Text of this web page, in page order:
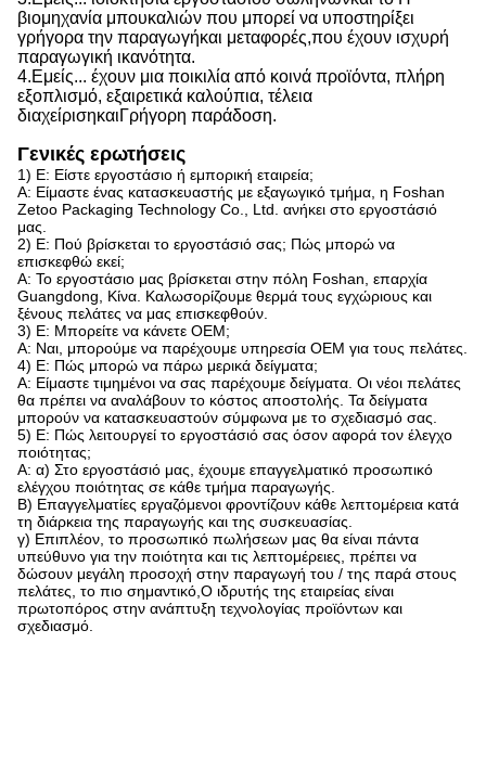
βιομηχανία μπουκαλιών που μπορεί να υποστηρίξει
γρήγορα την παραγωγήκαι μεταφορές,που έχουν ισχυρή
παραγωγική ικανότητα.
4.Εμείς... έχουν μια ποικιλία από κοινά προϊόντα, πλήρη
εξοπλισμό, εξαιρετικά καλούπια, τέλεια
διαχείρισηκαιΓρήγορη παράδοση.
Γενικές ερωτήσεις
1) Ε: Είστε εργοστάσιο ή εμπορική εταιρεία;
Α: Είμαστε ένας κατασκευαστής με εξαγωγικό τμήμα, η Foshan
Zetoo Packaging Technology Co., Ltd. ανήκει στο εργοστάσιό
μας.
2) Ε: Πού βρίσκεται το εργοστάσιό σας; Πώς μπορώ να
επισκεφθώ εκεί;
Α: Το εργοστάσιο μας βρίσκεται στην πόλη Foshan, επαρχία
Guangdong, Κίνα. Καλωσορίζουμε θερμά τους εγχώριους και
ξένους πελάτες να μας επισκεφθούν.
3) Ε: Μπορείτε να κάνετε OEM;
Α: Ναι, μπορούμε να παρέχουμε υπηρεσία OEM για τους πελάτες.
4) Ε: Πώς μπορώ να πάρω μερικά δείγματα;
Α: Είμαστε τιμημένοι να σας παρέχουμε δείγματα. Οι νέοι πελάτες
θα πρέπει να αναλάβουν το κόστος αποστολής. Τα δείγματα
μπορούν να κατασκευαστούν σύμφωνα με το σχεδιασμό σας.
5) Ε: Πώς λειτουργεί το εργοστάσιό σας όσον αφορά τον έλεγχο
ποιότητας;
Α: α) Στο εργοστάσιό μας, έχουμε επαγγελματικό προσωπικό
ελέγχου ποιότητας σε κάθε τμήμα παραγωγής.
Β) Επαγγελματίες εργαζόμενοι φροντίζουν κάθε λεπτομέρεια κατά
τη διάρκεια της παραγωγής και της συσκευασίας.
γ) Επιπλέον, το προσωπικό πωλήσεων μας θα είναι πάντα
υπεύθυνο για την ποιότητα και τις λεπτομέρειες, πρέπει να
δώσουν μεγάλη προσοχή στην παραγωγή του / της παρά στους
πελάτες, το πιο σημαντικό,Ο ιδρυτής της εταιρείας είναι
πρωτοπόρος στην ανάπτυξη τεχνολογίας προϊόντων και
σχεδιασμό.